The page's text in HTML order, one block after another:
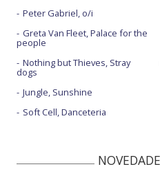
Peter Gabriel, o/i
Greta Van Fleet, Palace for the
people
Nothing but Thieves, Stray
dogs
Jungle, Sunshine
Soft Cell, Danceteria